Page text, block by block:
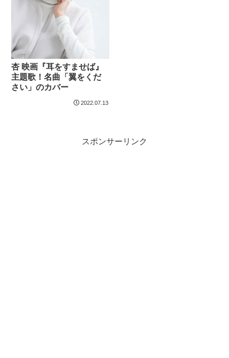
杏 映画『耳をすませば』
主題歌！名曲「翼をくだ
さい」のカバー
2022.07.13
スポンサーリンク